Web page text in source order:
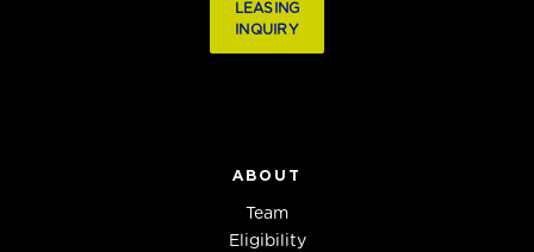
LEASING
INQUIRY
ABOUT
Team
Eligibility